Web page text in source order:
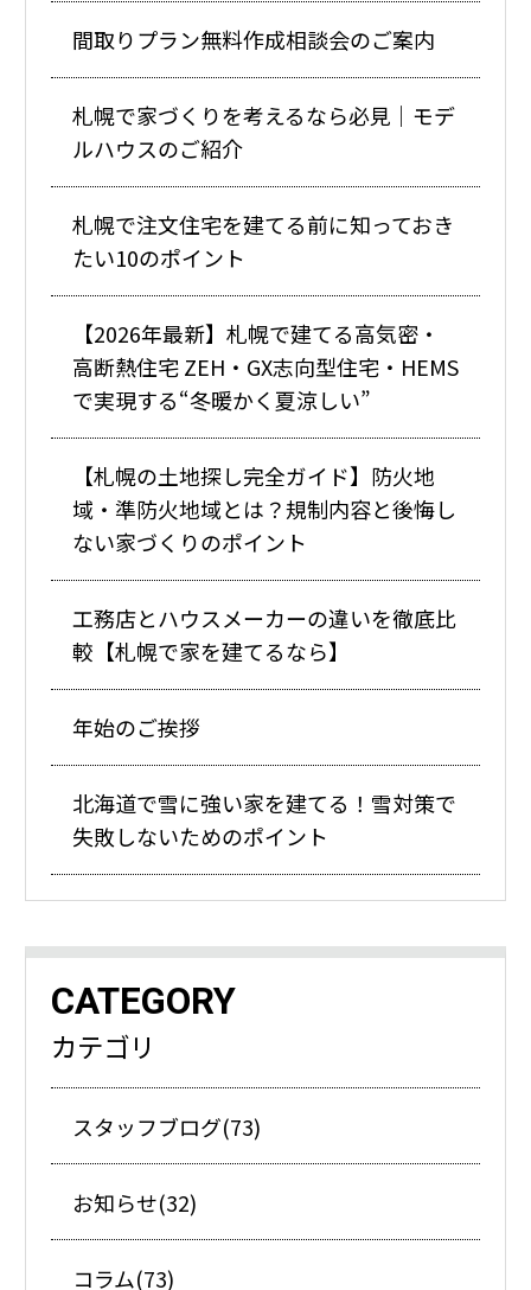
間取りプラン無料作成相談会のご案内
札幌で家づくりを考えるなら必見｜モデ
ルハウスのご紹介
札幌で注文住宅を建てる前に知っておき
たい10のポイント
【2026年最新】札幌で建てる高気密・
高断熱住宅 ZEH・GX志向型住宅・HEMS
で実現する“冬暖かく夏涼しい”
【札幌の土地探し完全ガイド】防火地
域・準防火地域とは？規制内容と後悔し
ない家づくりのポイント
工務店とハウスメーカーの違いを徹底比
較【札幌で家を建てるなら】
年始のご挨拶
北海道で雪に強い家を建てる！雪対策で
失敗しないためのポイント
CATEGORY
カテゴリ
スタッフブログ(73)
お知らせ(32)
コラム(73)